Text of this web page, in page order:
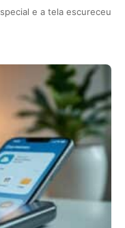
e a tela escureceu